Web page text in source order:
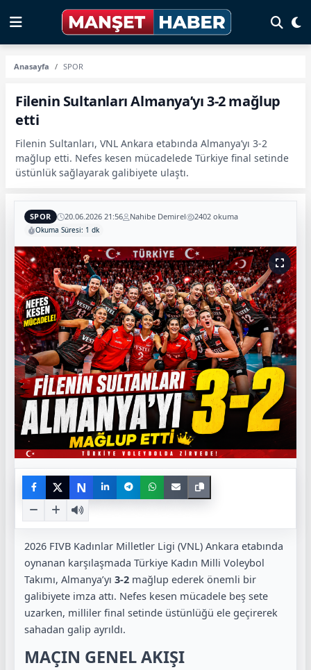
Anasayfa SPOR
Filenin Sultanları Almanya’yı 3-2 mağlup
etti
Filenin Sultanları, VNL Ankara etabında Almanya’yı 3-2
mağlup etti. Nefes kesen mücadelede Türkiye final setinde
üstünlük sağlayarak galibiyete ulaştı.
SPOR 20.06.2026 21:56 Nahibe Demirel 2402 okuma
Okuma Süresi: 1 dk
N
2026 FIVB Kadınlar Milletler Ligi (VNL) Ankara etabında
oynanan karşılaşmada Türkiye Kadın Milli Voleybol
Takımı, Almanya’yı 3-2 mağlup ederek önemli bir
galibiyete imza attı. Nefes kesen mücadele beş sete
uzarken, milliler final setinde üstünlüğü ele geçirerek
sahadan galip ayrıldı.
MAÇIN GENEL AKIŞI